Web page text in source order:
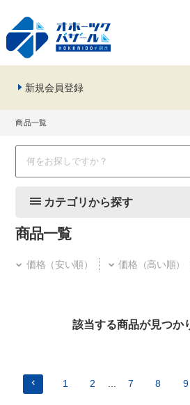
新規会員登録
商品一覧
カテゴリから探す
商品一覧
価格（安い順） 価格（高い順）
該当する商品が見つか
1 2 ... 7 8 9